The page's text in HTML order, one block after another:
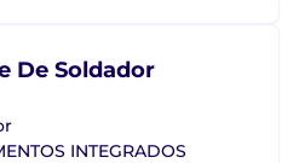
De Soldador
INTEGRADOS